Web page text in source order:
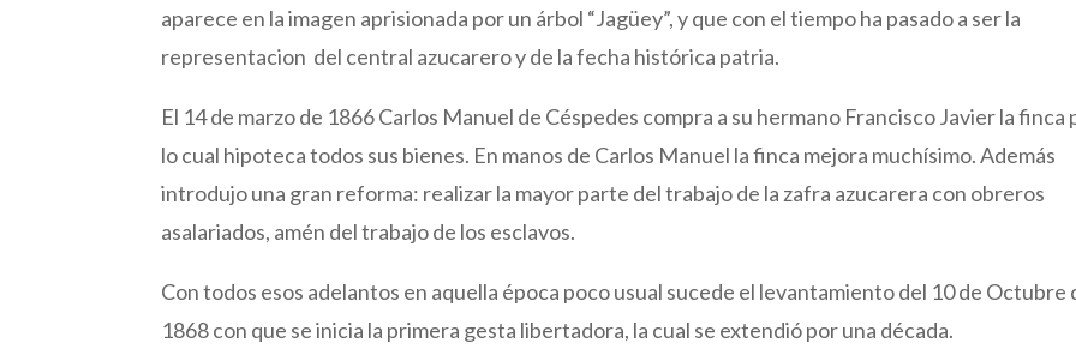
aparece en la imagen aprisionada por un árbol “Jagüey”, y que con el tiempo ha pasado a ser la
representacion del central azucarero y de la fecha histórica patria.
El 14 de marzo de 1866 Carlos Manuel de Céspedes compra a su hermano Francisco Javier la finca
lo cual hipoteca todos sus bienes. En manos de Carlos Manuel la finca mejora muchísimo. Además
introdujo una gran reforma: realizar la mayor parte del trabajo de la zafra azucarera con obreros
asalariados, amén del trabajo de los esclavos.
Con todos esos adelantos en aquella época poco usual sucede el levantamiento del 10 de Octubre
1868 con que se inicia la primera gesta libertadora, la cual se extendió por una década.